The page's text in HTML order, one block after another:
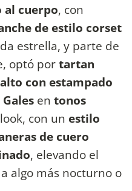
al cuerpo, con
de estilo corset
estrella, y parte de
optó portartan
con estampado
en tonos
con un estilo
de cuero
, elevando el
algo más nocturno o